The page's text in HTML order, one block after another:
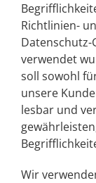
Richtlinien-
Datenschutz-
verwendet
soll sowohl
unsere
lesbar und
Wir